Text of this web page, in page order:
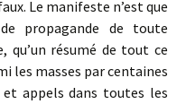
Le manifeste n’est que
propagande de toute
qu’un résumé de tout ce
les masses par centaines
appels dans toutes les